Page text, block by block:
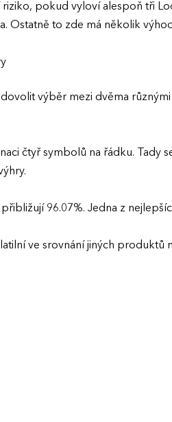
pokud vyloví alespoň tři
Ostatně to zde má několik
výběr mezi dvěma
čtyř symbolů na řádku. Tady
96.07%. Jedna z
ve srovnání jiných produktů